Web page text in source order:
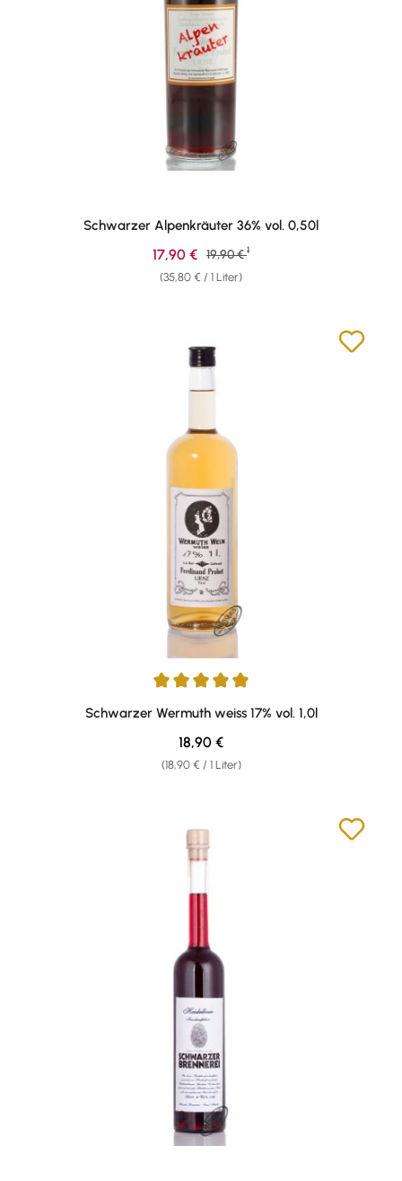
Schwarzer Alpenkräuter 36% vol. 0,50l
(35,80 € / 1 Liter)
Verkaufspreis:
17,90 € Regulärer Preis:
19,90 € 1
Durchschnittliche Bewertung von 4.95 von 5 Sternen
Schwarzer Wermuth weiss 17% vol. 1,0l
(18,90 € / 1 Liter)
Regulärer Preis:
18,90 €